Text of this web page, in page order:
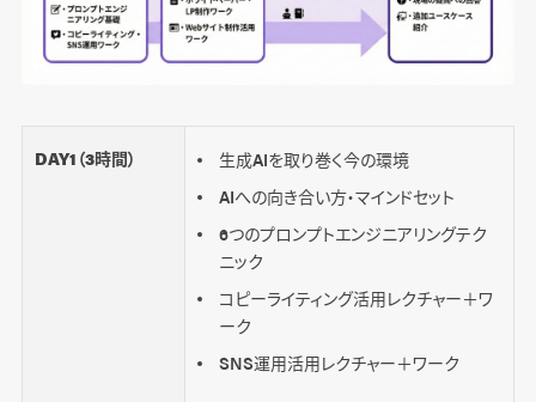
DAY1（3時間）
生成AIを取り巻く今の環境
AIへの向き合い方・マインドセット
6つのプロンプトエンジニアリングテク
ニック
コピーライティング活用レクチャー＋ワ
ーク
SNS運用活用レクチャー＋ワーク